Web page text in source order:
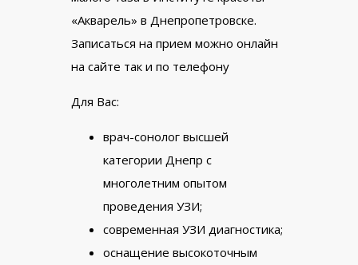
«Акварель» в Днепропетровске.
Записаться на прием можно онлайн
на сайте так и по телефону
Для Вас:
врач-сонолог высшей
категории Днепр с
многолетним опытом
проведения УЗИ;
современная УЗИ диагностика;
оснащение высокоточным